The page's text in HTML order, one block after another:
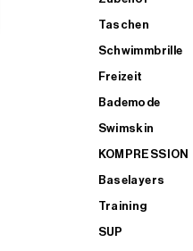
Taschen
Schwimmbrille
Freizeit
Bademode
Swimskin
KOMPRESSION
Baselayers
Training
SUP